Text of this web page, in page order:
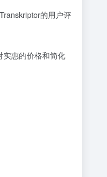
的用户评
实惠的价格和简化